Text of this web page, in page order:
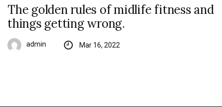
The golden rules of midlife fitness and
things getting wrong.
admin Mar 16, 2022